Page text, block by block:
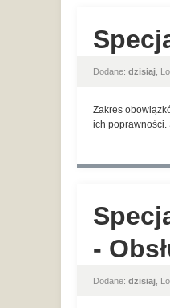
Dodane: dzisiaj ,
Zakres
ich poprawności.
-
Dodane: dzisiaj ,